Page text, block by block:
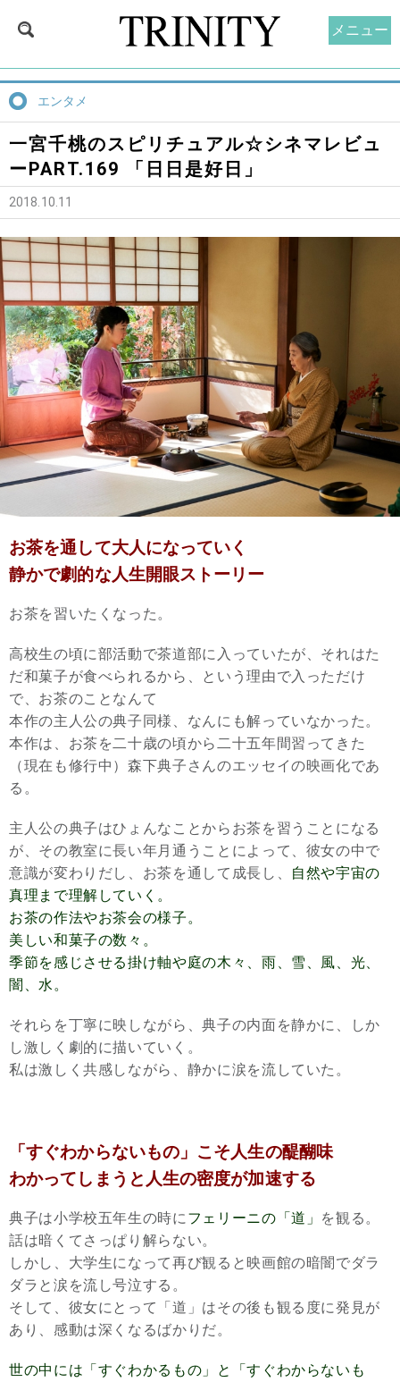
エンタメ
一宮千桃のスピリチュアル☆シネマレビュ
ーPART.169 「日日是好日」
2018.10.11
お茶を通して大人になっていく
静かで劇的な人生開眼ストーリー
お茶を習いたくなった。
高校生の頃に部活動で茶道部に入っていたが、それはた
だ和菓子が食べられるから、という理由で入っただけ
で、お茶のことなんて
本作の主人公の典子同様、なんにも解っていなかった。
本作は、お茶を二十歳の頃から二十五年間習ってきた
（現在も修行中）森下典子さんのエッセイの映画化であ
る。
主人公の典子はひょんなことからお茶を習うことになる
が、その教室に長い年月通うことによって、彼女の中で
意識が変わりだし、お茶を通して成長し、 自然や宇宙の
真理まで理解していく。
お茶の作法やお茶会の様子。
美しい和菓子の数々。
季節を感じさせる掛け軸や庭の木々、雨、雪、風、光、
闇、水。
それらを丁寧に映しながら、典子の内面を静かに、しか
し激しく劇的に描いていく。
私は激しく共感しながら、静かに涙を流していた。
「すぐわからないもの」こそ人生の醍醐味
わかってしまうと人生の密度が加速する
典子は小学校五年生の時にフェリーニの「道」 を観る。
話は暗くてさっぱり解らない。
しかし、大学生になって再び観ると映画館の暗闇でダラ
ダラと涙を流し号泣する。
そして、彼女にとって「道」はその後も観る度に発見が
あり、感動は深くなるばかりだ。
世の中には「すぐわかるもの」と「すぐわからないも
メニュー